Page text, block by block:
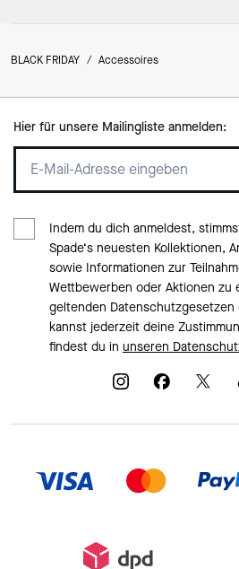
BLACK FRIDAY / Accessoires
Hier für unsere Mailingliste anmelden:
Indem du dich anmeldest,
Spade‘s neuesten Kollektionen,
sowie Informationen zur
Wettbewerben oder Aktionen zu
geltenden
kannst jederzeit deine
findest du in unseren